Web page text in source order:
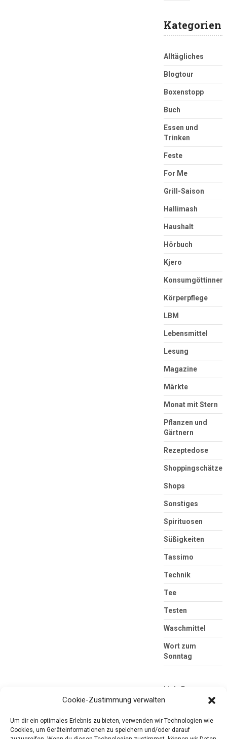
Kategorien
Alltägliches
Blogtour
Boxenstopp
Buch
Essen und
Trinken
Feste
For Me
Grill-Saison
Hallimash
Haushalt
Hörbuch
Kjero
Konsumgöttinnen
Körperpflege
LBM
Lebensmittel
Lesung
Magazine
Märkte
Monat mit Stern
Pflanzen und
Gärtnern
Rezeptedose
Shoppingschätze
Shops
Sonstiges
Spirituosen
Süßigkeiten
Tassimo
Technik
Tee
Testen
Waschmittel
Wort zum
Sonntag
Link-Partner
Cookie-Zustimmung verwalten
Um dir ein optimales Erlebnis zu bieten, verwenden wir Technologien wie
Cookies, um Geräteinformationen zu speichern und/oder darauf